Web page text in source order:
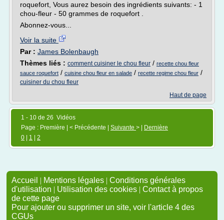
roquefort, Vous aurez besoin des ingrédients suivants: - 1
chou-fleur - 50 grammes de roquefort .
Abonnez-vous...
Voir la suite
Par : James Bolenbaugh
Thèmes liés : comment cuisiner le chou fleur / recette chou fleur
sauce roquefort / cuisine chou fleur en salade / recette regime chou fleur /
cuisiner du chou fleur
Haut de page
1 - 10 de 26 Vidéos
Page : Première | < Précédente | Suivante > |
Dernière
0
1 2
Accueil | Mentions légales | Conditions générales
d'utilisation | Utilisation des cookies | Contact à propos
de cette page
Pour ajouter ou supprimer un site, voir l'article 4 des
CGUs